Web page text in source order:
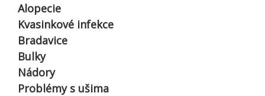
Alopecie
Kvasinkové infekce
Bradavice
Bulky
Nádory
Problémy s ušima